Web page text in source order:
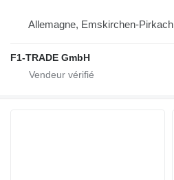
Allemagne, Emskirchen-Pirkach
F1-TRADE GmbH